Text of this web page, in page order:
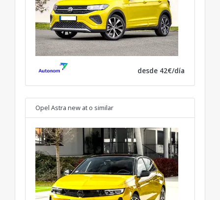
desde 42€/día
Opel Astra new at o similar